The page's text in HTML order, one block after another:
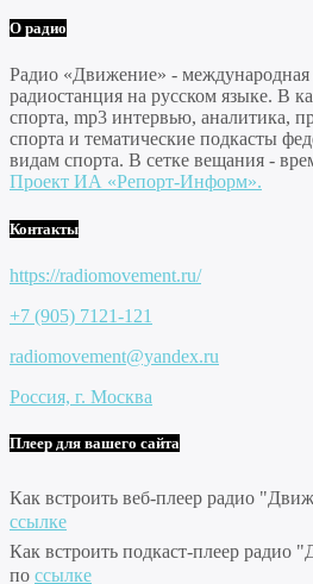
О радио
Радио «Движение» - международная
радиостанция на русском языке. В
спорта, mp3 интервью, аналитика,
спорта и тематические подкасты
видам спорта. В сетке вещания -
Проект ИА «Репорт-Информ».
Контакты
https://radiomovement.ru/
+7 (905) 7121-121
radiomovement@yandex.ru
Россия, г. Москва
Плеер для вашего сайта
Как встроить веб-плеер радио
ссылке
Как встроить подкаст-плеер радио
по ссылке